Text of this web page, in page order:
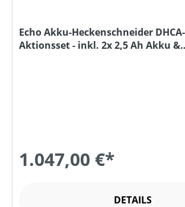
Echo Akku-Heckenschneider
Aktionsset - inkl. 2x 2,5 Ah Akku &
1.047,00 €*
DETAILS